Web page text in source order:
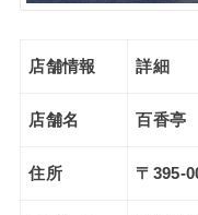
店舗情報 詳細
店舗名 百香亭
住所 〒395-